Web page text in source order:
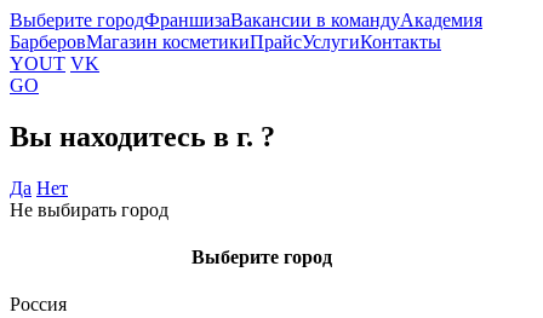
Выберите городФраншизаВакансии в командуАкадемия
БарберовМагазин косметикиПрайсУслугиКонтакты
YOUT VK
GO
Вы находитесь в г. ?
Да Нет
Не выбирать город
Выберите город
Россия